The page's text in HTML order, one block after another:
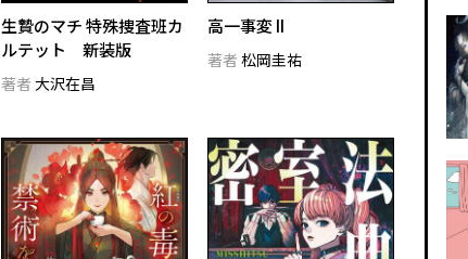
生贄のマチ 特殊捜査班カ
ルテット 新装版
著者 大沢在昌
高一事変 II
著者 松岡圭祐